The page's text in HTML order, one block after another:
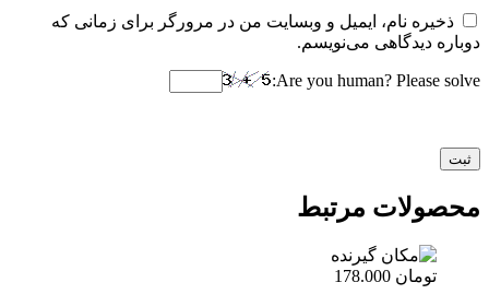
ذخیره نام، ایمیل و وبسایت من در مرورگر برای زمانی که
دوباره دیدگاهی می‌نویسم.
Are you human? Please solve:
محصولات مرتبط
تومان